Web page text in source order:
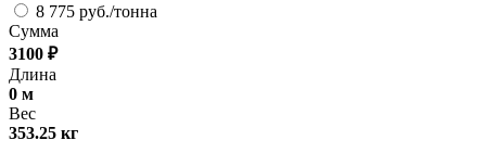
8 775 руб./тонна
Сумма
3100 ₽
Длина
0 м
Вес
353.25 кг